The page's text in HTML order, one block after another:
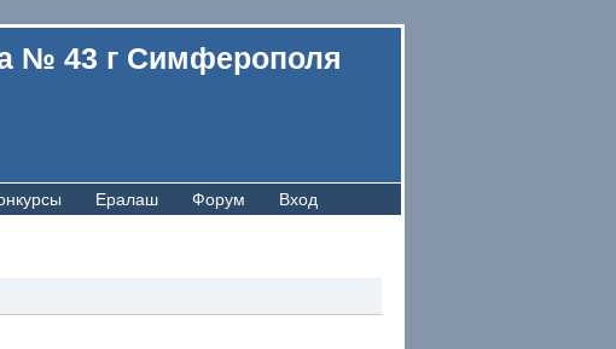
№ 43 г Симферополя
Ералаш Форум Вход